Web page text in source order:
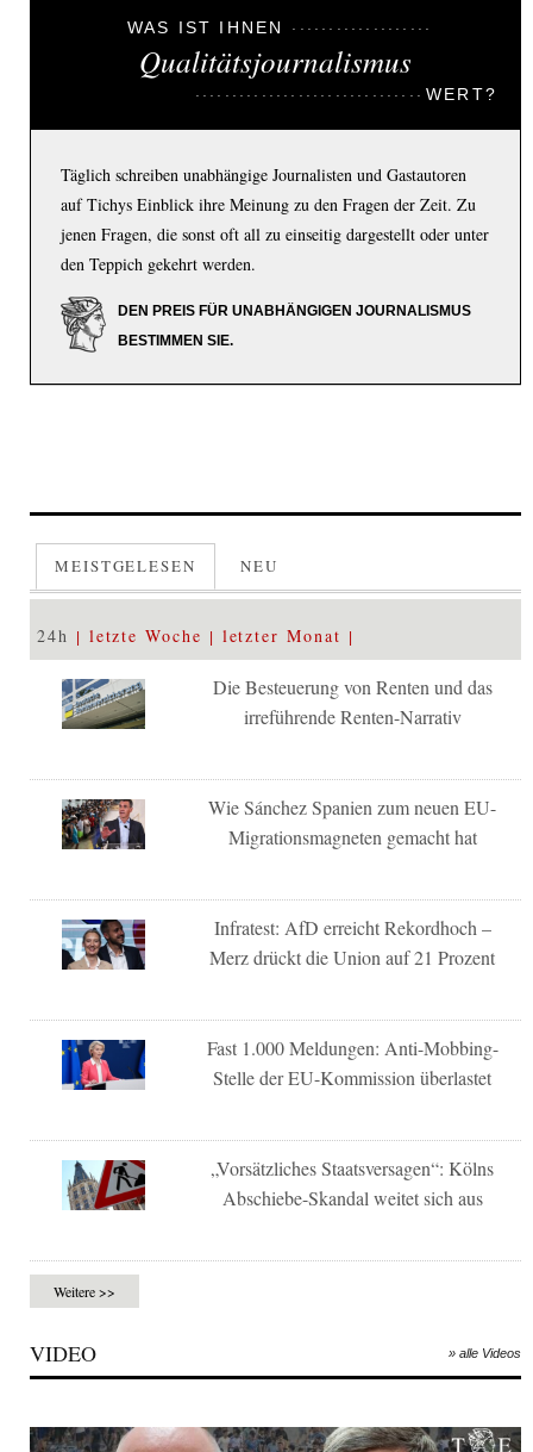
WAS IST IHNEN
Qualitätsjournalismus
WERT?
Täglich schreiben unabhängige Journalisten und Gastautoren
auf Tichys Einblick ihre Meinung zu den Fragen der Zeit. Zu
jenen Fragen, die sonst oft all zu einseitig dargestellt oder unter
den Teppich gekehrt werden.
DEN PREIS FÜR UNABHÄNGIGEN JOURNALISMUS
BESTIMMEN SIE.
MEISTGELESEN NEU
24h letzte Woche letzter Monat
Die Besteuerung von Renten und das
irreführende Renten-Narrativ
Wie Sánchez Spanien zum neuen EU-
Migrationsmagneten gemacht hat
Infratest: AfD erreicht Rekordhoch –
Merz drückt die Union auf 21 Prozent
Fast 1.000 Meldungen: Anti-Mobbing-
Stelle der EU-Kommission überlastet
„Vorsätzliches Staatsversagen“: Kölns
Abschiebe-Skandal weitet sich aus
Weitere >>
VIDEO » alle Videos